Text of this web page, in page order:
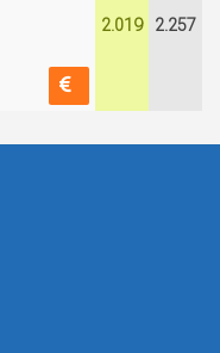
2.019 2.257